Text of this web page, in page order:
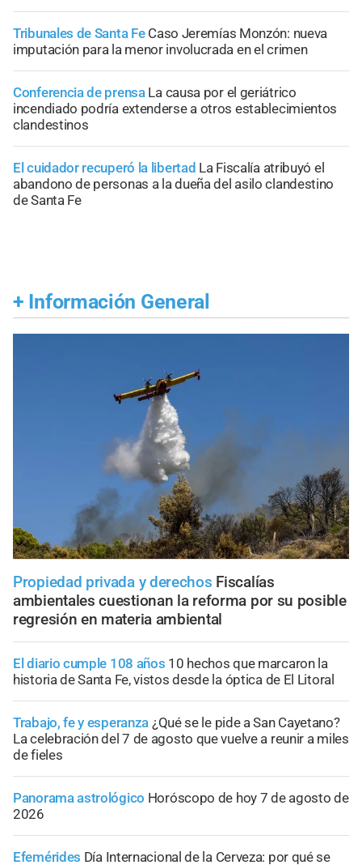
Tribunales de Santa Fe Caso Jeremías Monzón: nueva
imputación para la menor involucrada en el crimen
Conferencia de prensa La causa por el geriátrico
incendiado podría extenderse a otros establecimientos
clandestinos
El cuidador recuperó la libertad La Fiscalía atribuyó el
abandono de personas a la dueña del asilo clandestino
de Santa Fe
+ Información General
Propiedad privada y derechos Fiscalías
ambientales cuestionan la reforma por su posible
regresión en materia ambiental
El diario cumple 108 años 10 hechos que marcaron la
historia de Santa Fe, vistos desde la óptica de El Litoral
Trabajo, fe y esperanza ¿Qué se le pide a San Cayetano?
La celebración del 7 de agosto que vuelve a reunir a miles
de fieles
Panorama astrológico Horóscopo de hoy 7 de agosto de
2026
Efemérides Día Internacional de la Cerveza: por qué se